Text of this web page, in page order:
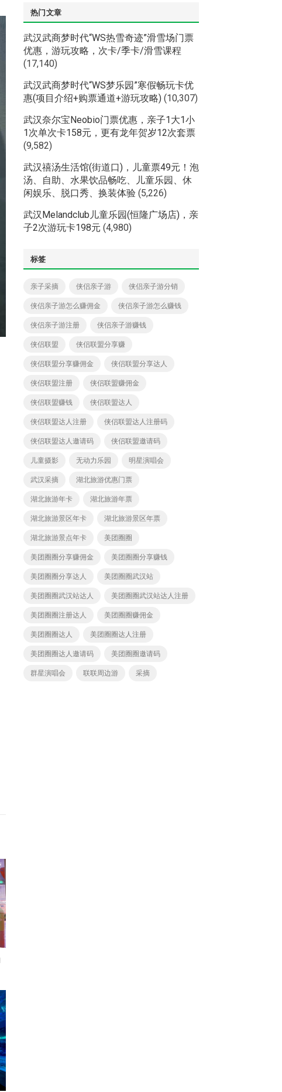
热门文章
武汉武商梦时代“WS热雪奇迹”滑雪场门票
优惠，游玩攻略，次卡/季卡/滑雪课程
(17,140)
武汉武商梦时代“WS梦乐园”寒假畅玩卡优
惠(项目介绍+购票通道+游玩攻略) (10,307)
武汉奈尔宝Neobio门票优惠，亲子1大1小
1次单次卡158元，更有龙年贺岁12次套票
(9,582)
武汉禧汤生活馆(街道口)，儿童票49元！泡
汤、自助、水果饮品畅吃、儿童乐园、休
闲娱乐、脱口秀、换装体验 (5,226)
武汉Melandclub儿童乐园(恒隆广场店)，亲
子2次游玩卡198元 (4,980)
标签
亲子采摘 侠侣亲子游 侠侣亲子游分销
侠侣亲子游怎么赚佣金 侠侣亲子游怎么赚钱
侠侣亲子游注册 侠侣亲子游赚钱
侠侣联盟 侠侣联盟分享赚
侠侣联盟分享赚佣金 侠侣联盟分享达人
侠侣联盟注册 侠侣联盟赚佣金
侠侣联盟赚钱 侠侣联盟达人
侠侣联盟达人注册 侠侣联盟达人注册码
侠侣联盟达人邀请码 侠侣联盟邀请码
儿童摄影 无动力乐园 明星演唱会
武汉采摘 湖北旅游优惠门票
湖北旅游年卡 湖北旅游年票
湖北旅游景区年卡 湖北旅游景区年票
湖北旅游景点年卡 美团圈圈
美团圈圈分享赚佣金 美团圈圈分享赚钱
美团圈圈分享达人 美团圈圈武汉站
美团圈圈武汉站达人 美团圈圈武汉站达人注册
美团圈圈注册达人 美团圈圈赚佣金
美团圈圈达人 美团圈圈达人注册
美团圈圈达人邀请码 美团圈圈邀请码
群星演唱会 联联周边游 采摘